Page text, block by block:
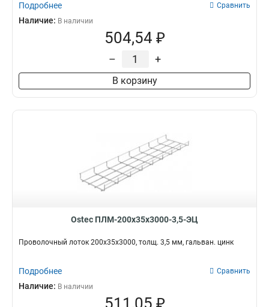
Подробнее Сравнить
Наличие: В наличии
504,54 ₽
– +
В корзину
Ostec ПЛМ-200х35х3000-3,5-ЭЦ
Проволочный лоток 200х35х3000, толщ. 3,5 мм, гальван. цинк
Подробнее Сравнить
Наличие: В наличии
511,05 ₽